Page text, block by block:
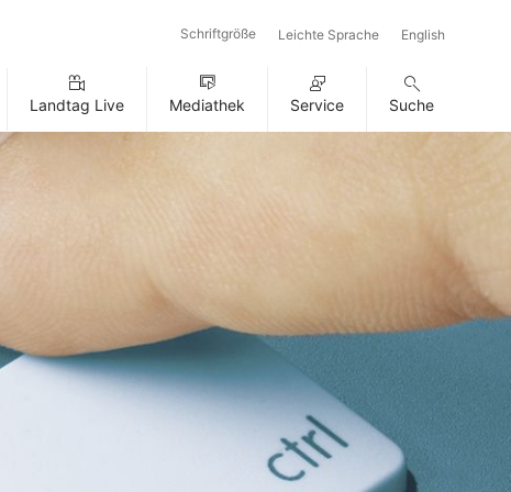
Schriftgröße Leichte Sprache English
Landtag Live Mediathek Service Suche